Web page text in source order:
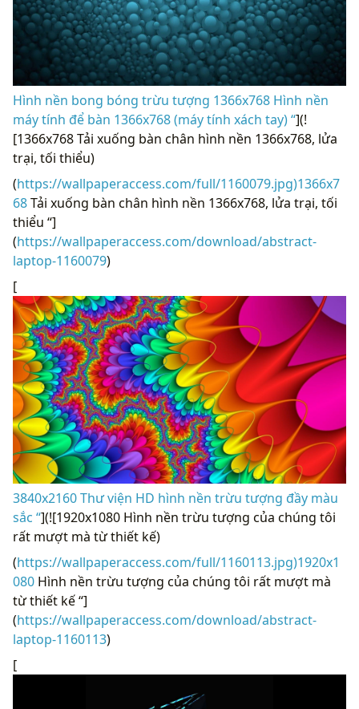
Hình nền bong bóng trừu tượng 1366x768 Hình nền
máy tính để bàn 1366x768 (máy tính xách tay) “](!
[1366x768 Tải xuống bàn chân hình nền 1366x768, lửa
trại, tối thiểu)
(https://wallpaperaccess.com/full/1160079.jpg)1366x7
68Tải xuống bàn chân hình nền 1366x768, lửa trại, tối
thiểu “]
(https://wallpaperaccess.com/download/abstract-
laptop-1160079)
[
3840x2160 Thư viện HD hình nền trừu tượng đầy màu
sắc “](![1920x1080 Hình nền trừu tượng của chúng tôi
rất mượt mà từ thiết kế)
(https://wallpaperaccess.com/full/1160113.jpg)1920x1
080 Hình nền trừu tượng của chúng tôi rất mượt mà
từ thiết kế “]
(https://wallpaperaccess.com/download/abstract-
laptop-1160113)
[